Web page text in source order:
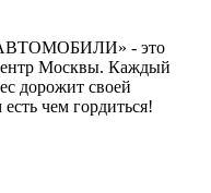
- это
Москвы. Каждый
дорожит своей
чем гордиться!